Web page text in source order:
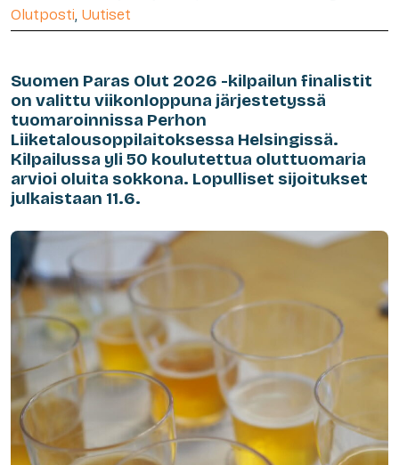
Olutposti, Uutiset
Suomen Paras Olut 2026 -kilpailun finalistit
on valittu viikonloppuna järjestetyssä
tuomaroinnissa Perhon
Liiketalousoppilaitoksessa Helsingissä.
Kilpailussa yli 50 koulutettua oluttuomaria
arvioi oluita sokkona. Lopulliset sijoitukset
julkaistaan 11.6.